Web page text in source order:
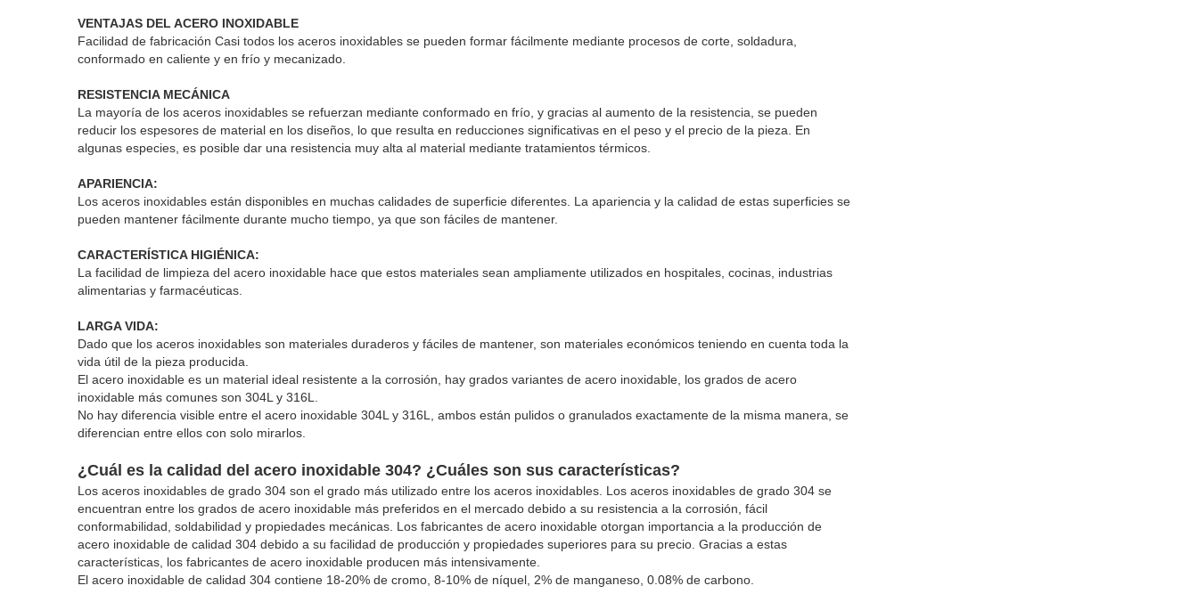
VENTAJAS DEL ACERO INOXIDABLE
Facilidad de fabricación Casi todos los aceros inoxidables se pueden formar fácilmente mediante procesos de corte, soldadura,
conformado en caliente y en frío y mecanizado.
RESISTENCIA MECÁNICA
La mayoría de los aceros inoxidables se refuerzan mediante conformado en frío, y gracias al aumento de la resistencia, se pueden
reducir los espesores de material en los diseños, lo que resulta en reducciones significativas en el peso y el precio de la pieza. En
algunas especies, es posible dar una resistencia muy alta al material mediante tratamientos térmicos.
APARIENCIA:
Los aceros inoxidables están disponibles en muchas calidades de superficie diferentes. La apariencia y la calidad de estas superficies se
pueden mantener fácilmente durante mucho tiempo, ya que son fáciles de mantener.
CARACTERÍSTICA HIGIÉNICA:
La facilidad de limpieza del acero inoxidable hace que estos materiales sean ampliamente utilizados en hospitales, cocinas, industrias
alimentarias y farmacéuticas.
LARGA VIDA:
Dado que los aceros inoxidables son materiales duraderos y fáciles de mantener, son materiales económicos teniendo en cuenta toda la
vida útil de la pieza producida.
El acero inoxidable es un material ideal resistente a la corrosión, hay grados variantes de acero inoxidable, los grados de acero
inoxidable más comunes son 304L y 316L.
No hay diferencia visible entre el acero inoxidable 304L y 316L, ambos están pulidos o granulados exactamente de la misma manera, se
diferencian entre ellos con solo mirarlos.
¿Cuál es la calidad del acero inoxidable 304? ¿Cuáles son sus características?
Los aceros inoxidables de grado 304 son el grado más utilizado entre los aceros inoxidables. Los aceros inoxidables de grado 304 se
encuentran entre los grados de acero inoxidable más preferidos en el mercado debido a su resistencia a la corrosión, fácil
conformabilidad, soldabilidad y propiedades mecánicas. Los fabricantes de acero inoxidable otorgan importancia a la producción de
acero inoxidable de calidad 304 debido a su facilidad de producción y propiedades superiores para su precio. Gracias a estas
características, los fabricantes de acero inoxidable producen más intensivamente.
El acero inoxidable de calidad 304 contiene 18-20% de cromo, 8-10% de níquel, 2% de manganeso, 0.08% de carbono.